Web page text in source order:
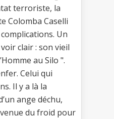
terroriste, la
Colomba Caselli
Un
clair : son vieil
au Silo ".
Celui qui
Il y a là la
ange déchu,
du froid pour